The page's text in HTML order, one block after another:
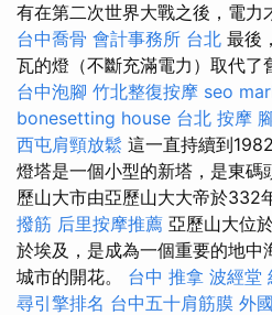
有在第二次世界大戰之後，電力
台中喬骨 會計事務所 台北 最後
瓦的燈（不斷充滿電力）取代了
台中泡腳 竹北整復按摩 seo
bonesetting house 台北 按摩
西屯肩頸放鬆 這一直持續到
燈塔是一個小型的新塔，是東碼
歷山大市由亞歷山大大帝於332
撥筋 后里按摩推薦 亞歷山大位
於埃及，是成為一個重要的地中
城市的開花。 台中 推拿 波經堂
尋引擎排名 台中五十肩筋膜 外